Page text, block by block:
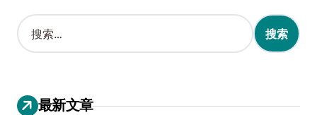
搜
索
：
最新文章